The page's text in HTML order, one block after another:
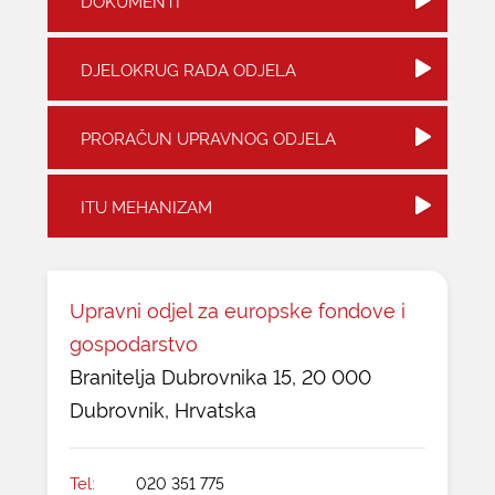
DJELOKRUG RADA ODJELA
PRORAČUN UPRAVNOG ODJELA
ITU MEHANIZAM
Upravni odjel za europske fondove i
gospodarstvo
Branitelja Dubrovnika 15, 20 000
Dubrovnik, Hrvatska
Tel: 020 351 775